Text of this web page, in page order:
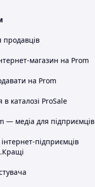
продавців
магазин на Prom
на Prom
каталозі ProSale
— медіа для підприємців
підприємців